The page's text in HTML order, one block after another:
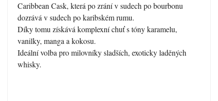
Caribbean Cask, která po zrání v sudech po bourbonu
dozrává v sudech po karibském rumu.
Díky tomu získává komplexní chuť s tóny karamelu,
vanilky, manga a kokosu.
Ideální volba pro milovníky sladších, exoticky laděných
whisky.